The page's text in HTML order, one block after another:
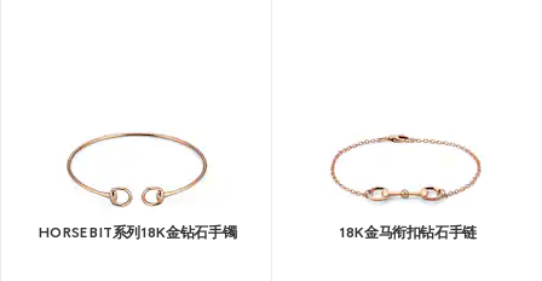
HORSEBIT系列18K金钻石手镯 18K金马衔扣钻石手链